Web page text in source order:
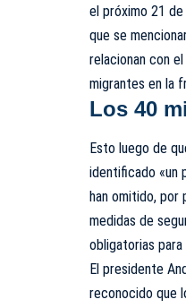
el próximo 21 de
que se
relacionan con
migrantes en la
Los 40
Esto luego de
identificado «un
han omitido, por
medidas de
obligatorias
El presidente
reconocido que